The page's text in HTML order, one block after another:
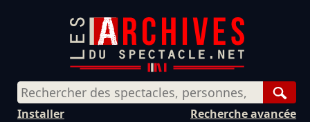
Recherche avancée
Installer